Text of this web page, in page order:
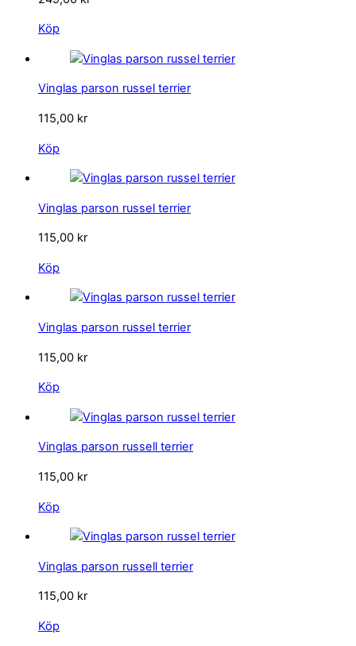
Köp
Vinglas parson russel terrier
115,00 kr
Köp
Vinglas parson russel terrier
115,00 kr
Köp
Vinglas parson russel terrier
115,00 kr
Köp
Vinglas parson russell terrier
115,00 kr
Köp
Vinglas parson russell terrier
115,00 kr
Köp